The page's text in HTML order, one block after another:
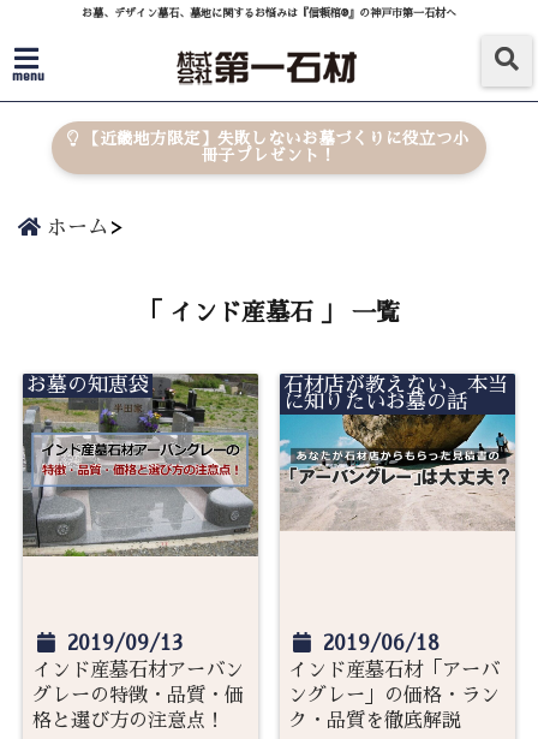
お墓、デザイン墓石、墓地に関するお悩みは『信頼棺®』の神戸市第一石材へ
menu
【近畿地方限定】失敗しないお墓づくりに役立つ小
冊子プレゼント！
ホーム
「 インド産墓石 」 一覧
お墓の知恵袋
2019/09/13
インド産墓石材アーバン
グレーの特徴・品質・価
格と選び方の注意点！
石材店が教えない、本当
に知りたいお墓の話
2019/06/18
インド産墓石材「アーバ
ングレー」の価格・ラン
ク・品質を徹底解説